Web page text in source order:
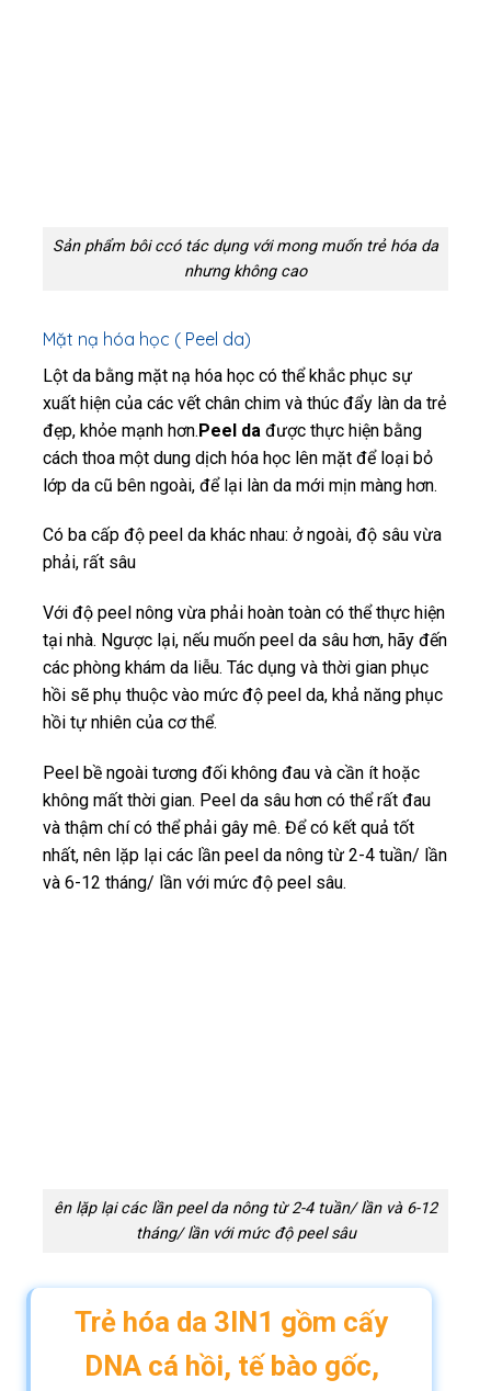
Sản phẩm bôi ccó tác dụng với mong muốn trẻ hóa da
nhưng không cao
Mặt nạ hóa học ( Peel da)
Lột da bằng mặt nạ hóa học có thể khắc phục sự
xuất hiện của các vết chân chim và thúc đẩy làn da trẻ
đẹp, khỏe mạnh hơn.Peel da được thực hiện bằng
cách thoa một dung dịch hóa học lên mặt để loại bỏ
lớp da cũ bên ngoài, để lại làn da mới mịn màng hơn.
Có ba cấp độ peel da khác nhau: ở ngoài, độ sâu vừa
phải, rất sâu
Với độ peel nông vừa phải hoàn toàn có thể thực hiện
tại nhà. Ngược lại, nếu muốn peel da sâu hơn, hãy đến
các phòng khám da liễu. Tác dụng và thời gian phục
hồi sẽ phụ thuộc vào mức độ peel da, khả năng phục
hồi tự nhiên của cơ thể.
Peel bề ngoài tương đối không đau và cần ít hoặc
không mất thời gian. Peel da sâu hơn có thể rất đau
và thậm chí có thể phải gây mê. Để có kết quả tốt
nhất, nên lặp lại các lần peel da nông từ 2-4 tuần/ lần
và 6-12 tháng/ lần với mức độ peel sâu.
ên lặp lại các lần peel da nông từ 2-4 tuần/ lần và 6-12
tháng/ lần với mức độ peel sâu
Trẻ hóa da 3IN1 gồm cấy
DNA cá hồi, tế bào gốc,